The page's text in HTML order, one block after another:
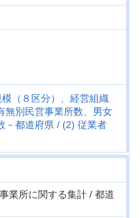
（８区分）、経営組織
無別民営事業所数、男女
－都道府県
(2) 従業者
業所に関する集計 / 都道